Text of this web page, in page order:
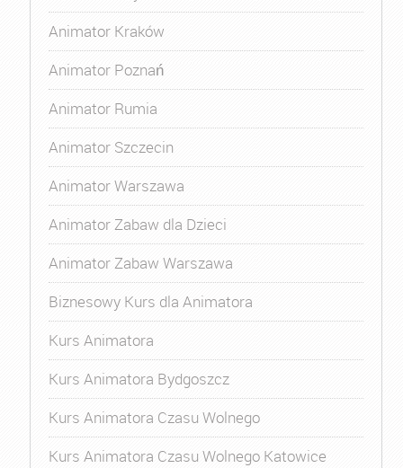
Animator Kraków
Animator Poznań
Animator Rumia
Animator Szczecin
Animator Warszawa
Animator Zabaw dla Dzieci
Animator Zabaw Warszawa
Biznesowy Kurs dla Animatora
Kurs Animatora
Kurs Animatora Bydgoszcz
Kurs Animatora Czasu Wolnego
Kurs Animatora Czasu Wolnego Katowice